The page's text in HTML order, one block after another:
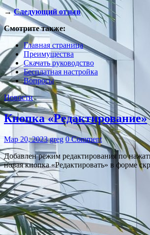
→ Следующий отзыв
Смотрите также:
Главная страница
Преимущества
Скачать руководство
Бесплатная настройка
Вопросы
Новости
Кнопка «Редактирование»
Мар 20, 2023 greg 0 Comment
Добавлен режим редактирования по
новая кнопка «Редактировать» в форме